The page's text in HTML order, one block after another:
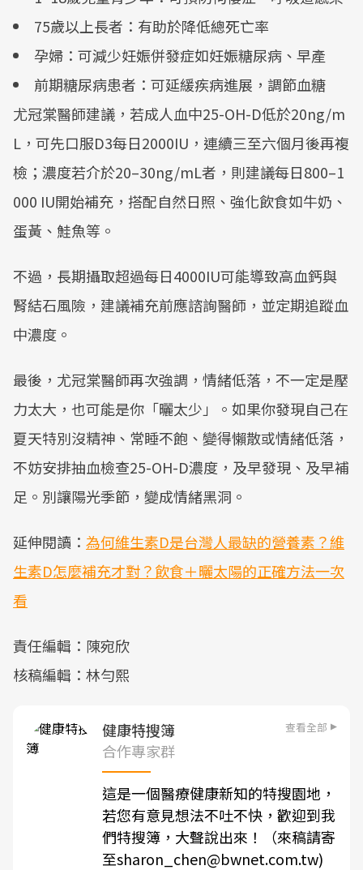
75歲以上長者：有助於降低總死亡率
孕婦：可減少妊娠併發症如妊娠糖尿病、早產
前期糖尿病患者：可延緩疾病進展，調節血糖
尤冠棠醫師建議，若成人血中25-OH-D低於20ng/m
L，可先口服D3每日2000IU，連續三至六個月後再複
檢；濃度若介於20–30ng/mL者，則建議每日800–1
000 IU開始補充，搭配自然日照、強化飲食如牛奶、
蛋黃、鮭魚等。
不過，長期攝取超過每日4000IU可能導致高血鈣與
腎結石風險，建議補充前應諮詢醫師，並定期追蹤血
中濃度。
最後，尤冠棠醫師再次強調，情緒低落，不一定是壓
力太大，也可能是你「曬太少」。如果你發現自己在
夏天特別沒精神、常睡不飽、變得懶散或情緒低落，
不妨安排抽血檢查25-OH-D濃度，及早發現、及早補
足。別讓陽光季節，變成情緒黑洞。
延伸閱讀： 為何維生素D是台灣人最缺的營養素？維
生素D怎麼補充才對？飲食＋曬太陽的正確方法一次
看
責任編輯：陳宛欣
核稿編輯：林勻熙
健康特搜簿 查看全部
合作專家群
這是一個醫療健康新知的特搜園地，
若您有意見想法不吐不快，歡迎到我
們特搜簿，大聲說出來！（來稿請寄
至sharon_chen@bwnet.com.tw)